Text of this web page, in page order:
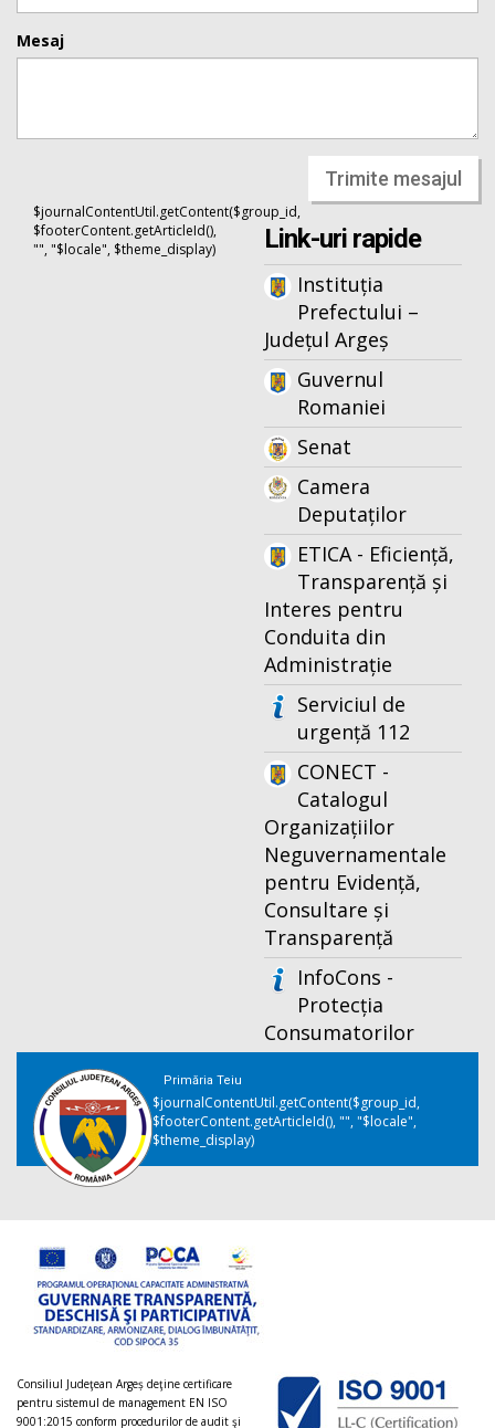
Mesaj
Trimite mesajul
$journalContentUtil.getContent($group_id,
$footerContent.getArticleId(),
"", "$locale", $theme_display)
Link-uri rapide
Instituția
Prefectului –
Județul Argeș
Guvernul
Romaniei
Senat
Camera
Deputaților
ETICA - Eficiență,
Transparență și
Interes pentru
Conduita din
Administrație
Serviciul de
urgență 112
CONECT -
Catalogul
Organizațiilor
Neguvernamentale
pentru Evidență,
Consultare și
Transparență
InfoCons -
Protecția
Consumatorilor
Primăria Teiu
$journalContentUtil.getContent($group_id,
$footerContent.getArticleId(), "", "$locale",
$theme_display)
Consiliul Judeţean Argeș deţine certificare
pentru sistemul de management EN ISO
9001:2015 conform procedurilor de audit şi